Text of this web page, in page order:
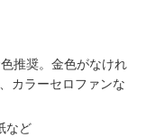
推奨。金色がなけれ
カラーセロファンな
など